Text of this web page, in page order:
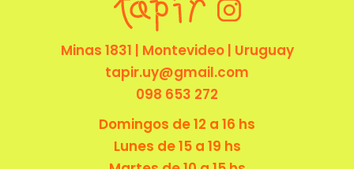
Minas 1831 | Montevideo | Uruguay
tapir.uy@gmail.com
098 653 272
Domingos de 12 a 16 hs
Lunes de 15 a 19 hs